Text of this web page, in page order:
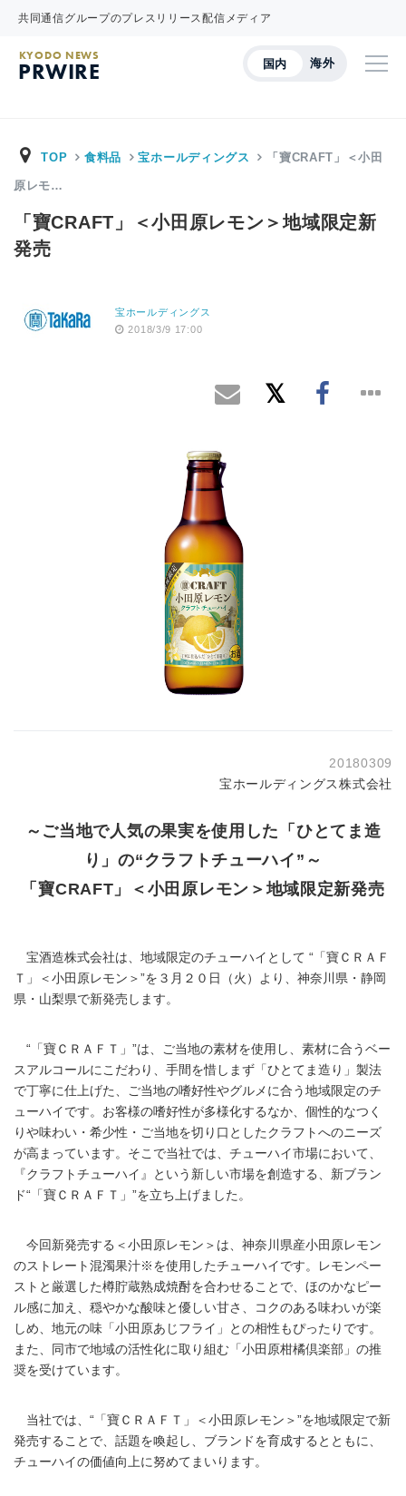
共同通信グループのプレスリリース配信メディア
国内 海外
KYODO NEWS
PRWIRE
TOP 食料品 宝ホールディングス 「寶CRAFT」＜小田
原レモ…
「寶CRAFT」＜小田原レモン＞地域限定新
発売
宝ホールディングス
2018/3/9 17:00
20180309
宝ホールディングス株式会社
～ご当地で人気の果実を使用した「ひとてま造
り」の“クラフトチューハイ”～
「寶CRAFT」＜小田原レモン＞地域限定新発売
宝酒造株式会社は、地域限定のチューハイとして “「寶ＣＲＡＦ
Ｔ」＜小田原レモン＞”を３月２０日（火）より、神奈川県・静岡
県・山梨県で新発売します。
“「寶ＣＲＡＦＴ」”は、ご当地の素材を使用し、素材に合うベー
スアルコールにこだわり、手間を惜しまず「ひとてま造り」製法
で丁寧に仕上げた、ご当地の嗜好性やグルメに合う地域限定のチ
ューハイです。お客様の嗜好性が多様化するなか、個性的なつく
りや味わい・希少性・ご当地を切り口としたクラフトへのニーズ
が高まっています。そこで当社では、チューハイ市場において、
『クラフトチューハイ』という新しい市場を創造する、新ブラン
ド“「寶ＣＲＡＦＴ」”を立ち上げました。
今回新発売する＜小田原レモン＞は、神奈川県産小田原レモン
のストレート混濁果汁※を使用したチューハイです。レモンペー
ストと厳選した樽貯蔵熟成焼酎を合わせることで、ほのかなピー
ル感に加え、穏やかな酸味と優しい甘さ、コクのある味わいが楽
しめ、地元の味「小田原あじフライ」との相性もぴったりです。
また、同市で地域の活性化に取り組む「小田原柑橘倶楽部」の推
奨を受けています。
当社では、“「寶ＣＲＡＦＴ」＜小田原レモン＞”を地域限定で新
発売することで、話題を喚起し、ブランドを育成するとともに、
チューハイの価値向上に努めてまいります。